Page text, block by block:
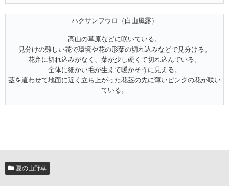
ハクサンフウロ（白山風露）
高山の草原などに咲いている。
見分けの難しい花で環境や花の形葉の切れ込みなどで見分ける。
花弁に切れ込みがなく、葉が少し硬くて切れ込んでいる。
全体に細かい毛が生えて暖かそうに見える。
茎を這わせて地面に近く立ち上がった花茎の先に薄いピンクの花が咲い
ている。
夏の山野草